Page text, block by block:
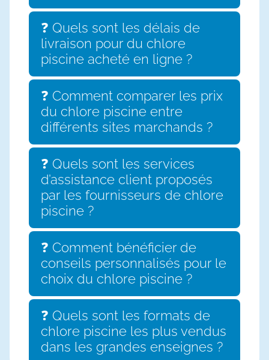
❓ Quels sont les délais de
livraison pour du chlore
piscine acheté en ligne ?
❓ Comment comparer les prix
du chlore piscine entre
différents sites marchands ?
❓ Quels sont les services
d’assistance client proposés
par les fournisseurs de chlore
piscine ?
❓ Comment bénéficier de
conseils personnalisés pour le
choix du chlore piscine ?
❓ Quels sont les formats de
chlore piscine les plus vendus
dans les grandes enseignes ?